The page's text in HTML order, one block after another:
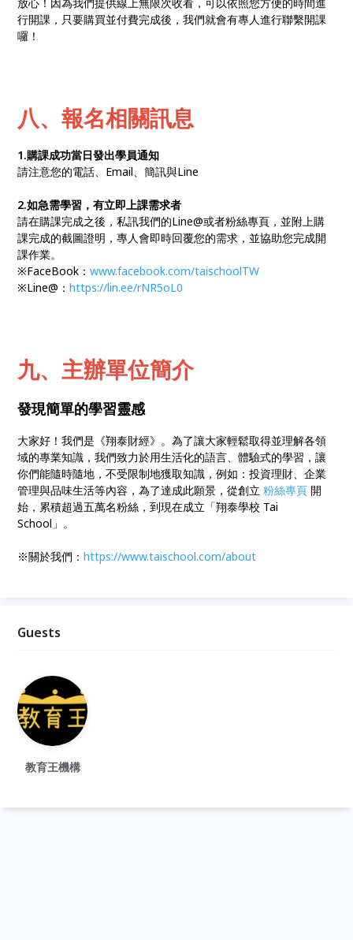
行開課，只要購買並付費完成後，我們就會有專人進行聯繫開課
囉！
八、報名相關訊息
1.購課成功當日發出學員通知
請注意您的電話、Email、簡訊與Line
2.如急需學習，有立即上課需求者
請在購課完成之後，私訊我們的Line@或者粉絲專頁，並附上購
課完成的截圖證明，專人會即時回覆您的需求，並協助您完成開
課作業。
※FaceBook：www.facebook.com/taischoolTW
※Line@：https://lin.ee/rNR5oL0
九、主辦單位簡介
發現簡單的學習靈感
大家好！我們是《翔泰財經》。為了讓大家輕鬆取得並理解各領
域的專業知識，我們致力於用生活化的語言、體驗式的學習，讓
你們能隨時隨地，不受限制地獲取知識，例如：投資理財、企業
管理與品味生活等內容，為了達成此願景，從創立粉絲專頁 開
始，累積超過五萬名粉絲，到現在成立「翔泰學校 Tai
School」。
※關於我們：https://www.taischool.com/about
Guests
教育王機構